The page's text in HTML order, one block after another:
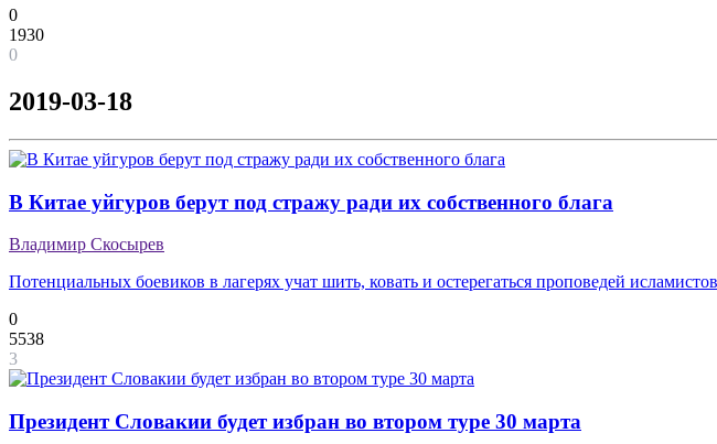
0
1930
0
2019-03-18
В Китае уйгуров берут под стражу ради их собственного блага
Владимир Скосырев
Потенциальных боевиков в лагерях учат шить, ковать и остерегаться проповедей исламистов
0
5538
3
Президент Словакии будет избран во втором туре 30 марта